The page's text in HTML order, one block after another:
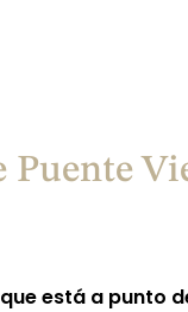
Puente
está a punto